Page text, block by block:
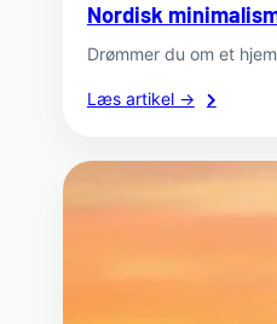
Nordisk
Drømmer du om et
Læs artikel →: